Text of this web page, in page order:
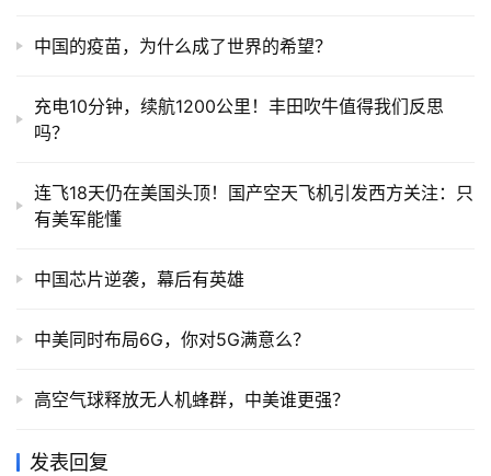
中国的疫苗，为什么成了世界的希望？
充电10分钟，续航1200公里！丰田吹牛值得我们反思
吗？
连飞18天仍在美国头顶！国产空天飞机引发西方关注：只
有美军能懂
中国芯片逆袭，幕后有英雄
中美同时布局6G，你对5G满意么？
高空气球释放无人机蜂群，中美谁更强？
发表回复